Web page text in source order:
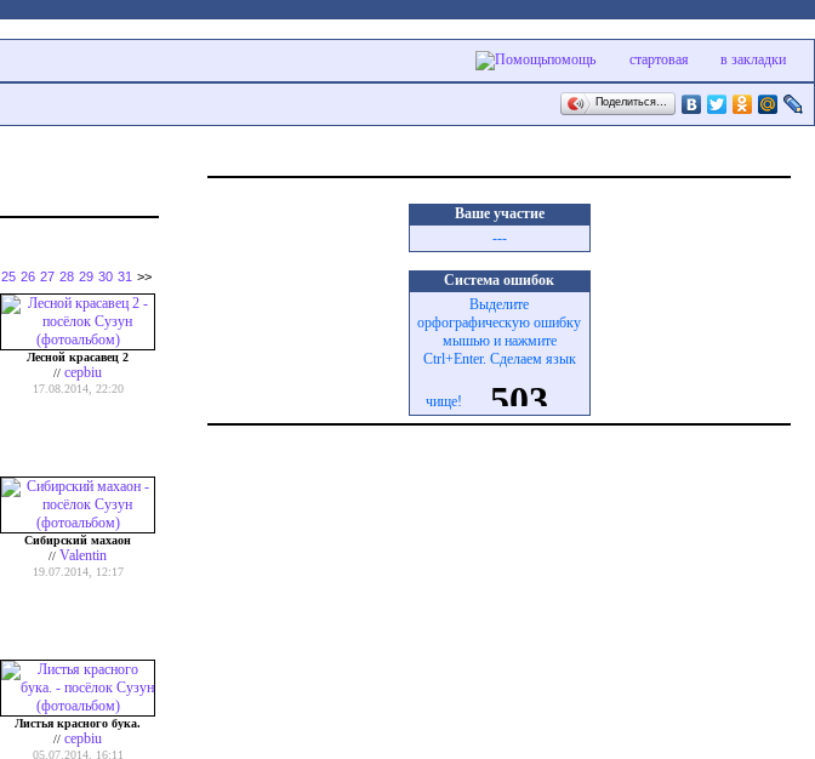
помощь стартовая в закладки
Поделиться…
25 26 27 28 29 30 31 >>
Лесной красавец 2
// cepbiu
17.08.2014, 22:20
Сибирский махаон
// Valentin
19.07.2014, 12:17
Листья красного бука.
// cepbiu
05.07.2014, 16:11
Ваше участие
---
Система ошибок
Выделите
орфографическую ошибку
мышью и нажмите
Ctrl+Enter. Сделаем язык
чище!